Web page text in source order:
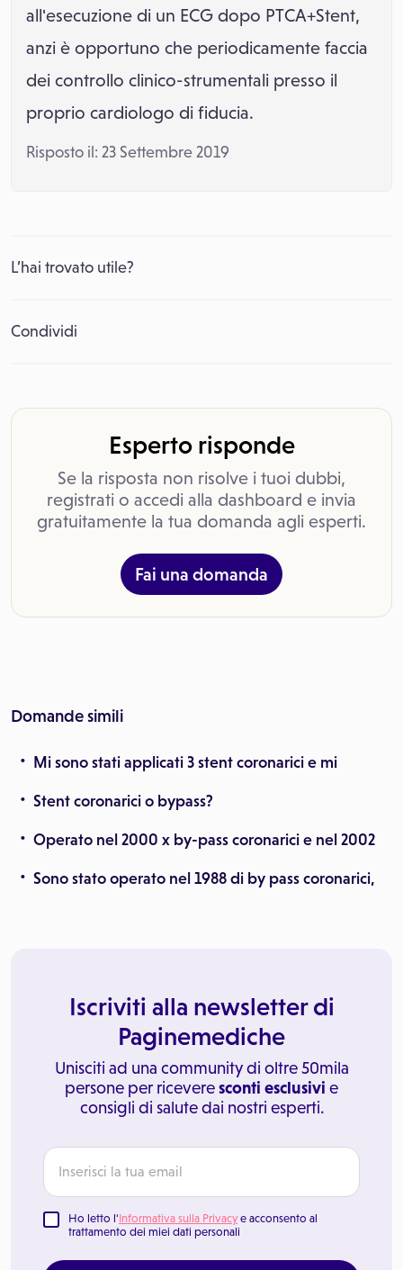
all'esecuzione di un ECG dopo PTCA+Stent,
anzi è opportuno che periodicamente faccia
dei controllo clinico-strumentali presso il
proprio cardiologo di fiducia.
Risposto il: 23 Settembre 2019
L’hai trovato utile?
Condividi
Esperto risponde
Se la risposta non risolve i tuoi dubbi,
registrati o accedi alla dashboard e invia
gratuitamente la tua domanda agli esperti.
Fai una domanda
Domande simili
Mi sono stati applicati 3 stent coronarici e mi
Stent coronarici o bypass?
Operato nel 2000 x by-pass coronarici e nel 2002
Sono stato operato nel 1988 di by pass coronarici,
Iscriviti alla newsletter di
Paginemediche
Unisciti ad una community di oltre 50mila
persone per riceveresconti esclusivi e
consigli di salute dai nostri esperti.
Ho letto l'Informativa sulla Privacy e acconsento al
trattamento dei miei dati personali